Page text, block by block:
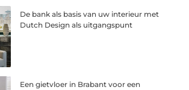
De bank als basis van uw interieur met
Dutch Design als uitgangspunt
Een gietvloer in Brabant voor een